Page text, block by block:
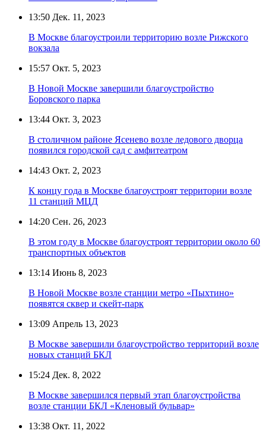
13:50 Дек. 11, 2023
В Москве благоустроили территорию возле Рижского
вокзала
15:57 Окт. 5, 2023
В Новой Москве завершили благоустройство
Боровского парка
13:44 Окт. 3, 2023
В столичном районе Ясенево возле ледового дворца
появился городской сад с амфитеатром
14:43 Окт. 2, 2023
К концу года в Москве благоустроят территории возле
11 станций МЦД
14:20 Сен. 26, 2023
В этом году в Москве благоустроят территории около 60
транспортных объектов
13:14 Июнь 8, 2023
В Новой Москве возле станции метро «Пыхтино»
появятся сквер и скейт-парк
13:09 Апрель 13, 2023
В Москве завершили благоустройство территорий возле
новых станций БКЛ
15:24 Дек. 8, 2022
В Москве завершился первый этап благоустройства
возле станции БКЛ «Кленовый бульвар»
13:38 Окт. 11, 2022